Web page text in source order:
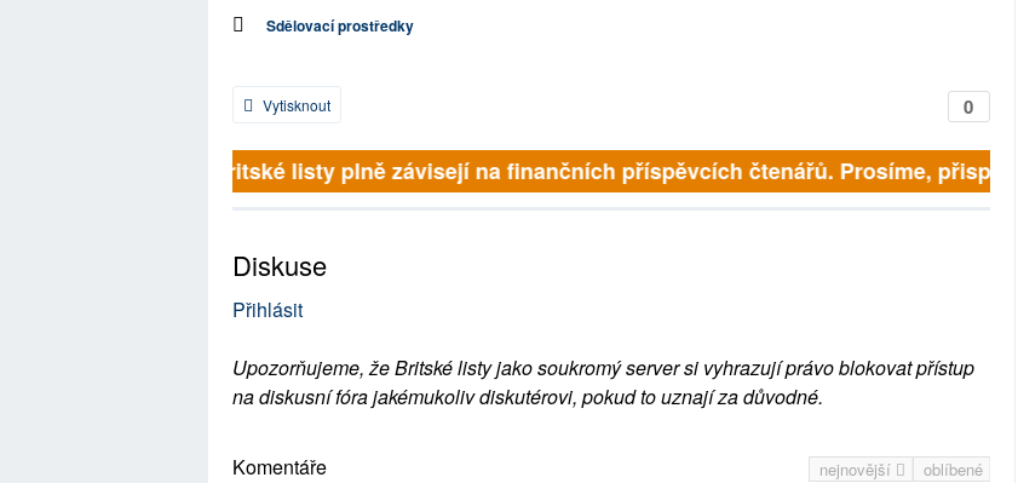
Sdělovací prostředky
0
Vytisknout
Britské listy plně závisejí na finančních příspěvcích čtenářů. Prosíme, přispějte. ➥
Diskuse
Přihlásit
Upozorňujeme, že Britské listy jako soukromý server si vyhrazují právo blokovat přístup
na diskusní fóra jakémukoliv diskutérovi, pokud to uznají za důvodné.
nejnovější oblíbené
Komentáře